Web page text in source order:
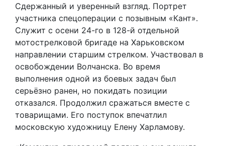
Сдержанный и уверенный взгляд. Портрет
участника спецоперации с позывным «Кант».
Служит с осени 24-го в 128-й отдельной
мотострелковой бригаде на Харьковском
направлении старшим стрелком. Участвовал в
освобождении Волчанска. Во время
выполнения одной из боевых задач был
серьёзно ранен, но покидать позиции
отказался. Продолжил сражаться вместе с
товарищами. Его поступок впечатлил
московскую художницу Елену Харламову.